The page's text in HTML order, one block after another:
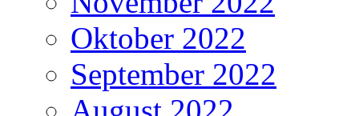
Oktober 2022
September 2022